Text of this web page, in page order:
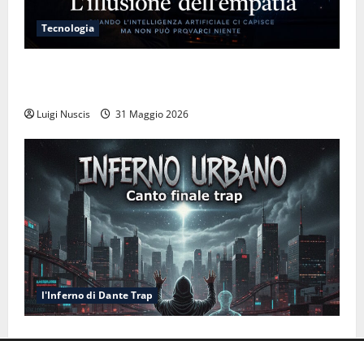
Tecnologia
Luigi Nuscis 31 Maggio 2026
l'Inferno di Dante Trap